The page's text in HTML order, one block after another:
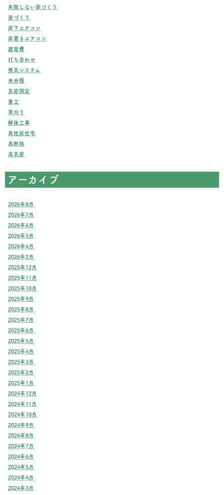
失敗しない家づくり
家づくり
床下エアコン
床置きエアコン
建築費
打ち合わせ
換気システム
未分類
気密測定
着工
草刈り
解体工事
高性能住宅
高断熱
高気密
アーカイブ
2026年8月
2026年7月
2026年6月
2026年5月
2026年4月
2026年2月
2025年12月
2025年11月
2025年10月
2025年9月
2025年8月
2025年7月
2025年6月
2025年5月
2025年4月
2025年3月
2025年2月
2025年1月
2024年12月
2024年11月
2024年10月
2024年9月
2024年8月
2024年7月
2024年6月
2024年5月
2024年4月
2024年3月